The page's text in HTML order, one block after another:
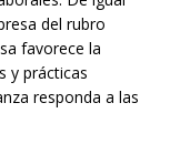
del rubro
favorece la
y prácticas
responda a las